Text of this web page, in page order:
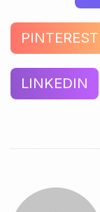
PINTEREST
LINKEDIN